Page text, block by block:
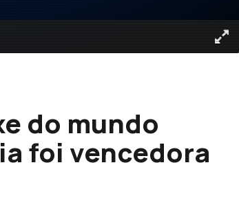
do mundo
foi vencedora